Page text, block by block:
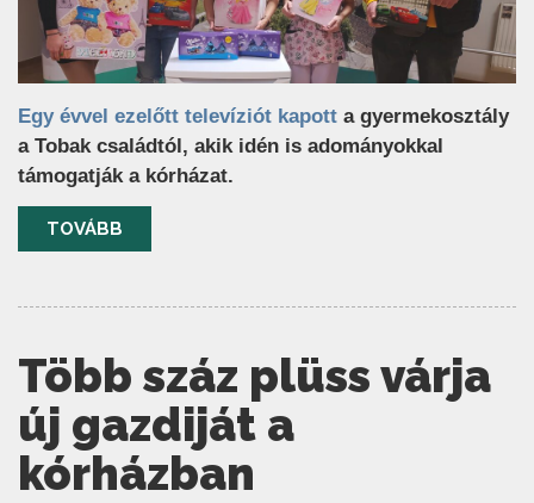
Egy évvel ezelőtt televíziót kapott a gyermekosztály
a Tobak családtól, akik idén is adományokkal
támogatják a kórházat.
TOVÁBB
Több száz plüss várja
új gazdiját a
kórházban